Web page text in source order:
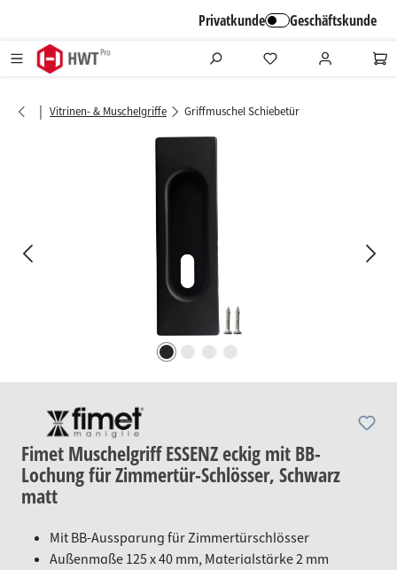
Privatkunde Geschäftskunde
| Vitrinen- & Muschelgriffe Griffmuschel Schiebetür
Bildergalerie überspringen
Fimet Muschelgriff ESSENZ eckig mit BB-
Lochung für Zimmertür-Schlösser, Schwarz
matt
Mit BB-Aussparung für Zimmertürschlösser
Außenmaße 125 x 40 mm, Materialstärke 2 mm